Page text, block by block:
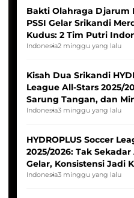
Bakti Olahraga Djarum
PSSI Gelar Srikandi
Kudus: 2 Tim Putri
Tim Asia
Indonesia2 minggu yang lalu
Kisah Dua Srikandi
League All-Stars 2025/
Sarung Tangan, dan
Pernah Padam
Indonesia3 minggu yang lalu
HYDROPLUS Soccer
2025/2026: Tak
Gelar, Konsistensi Jadi
Indonesia3 minggu yang lalu